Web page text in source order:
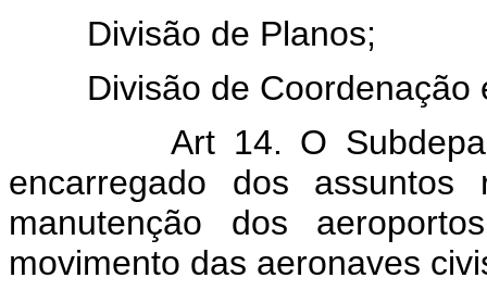
Divisão de Planos;
Divisão de Coordenação
Art 14. O
encarregado dos
manutenção dos
movimento das aeronaves